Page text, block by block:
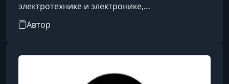
электротехнике и электронике,
ориентированных на начинающих
радиолюбителей, студентов и специалистов.
Автор